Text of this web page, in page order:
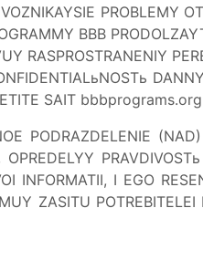
PROBLEMY
BBB
RASPROSTRANENIY
SAIT
PODRAZDELENIE
INFORMATII, I EGO
ZASITU